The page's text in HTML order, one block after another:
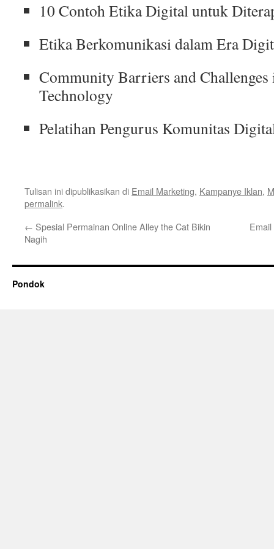
10 Contoh Etika Digital untuk
Etika Berkomunikasi dalam Era
Community Barriers and
Technology
Pelatihan Pengurus Komunitas
Tulisan ini dipublikasikan di Email Marketing, Kampanye Iklan,
permalink.
← Spesial Permainan Online Alley the Cat Bikin
Nagih
Pondok